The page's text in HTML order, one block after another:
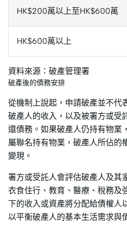
HK$200萬以上至HK$600萬
HK$600萬以上
資料來源：破產管理署
破產後的債務安排
從機制上說起，申請破產並不代
破產人的收入，以及被署方或受
還債務。如果破產人仍持有物業
屬聯名持有物業，破產人所佔的
變現。
署方或受託人會評估破產人及其
衣食住行、教育、醫療、稅務及
下的收入或資產將分配給債權人
以平衡破產人的基本生活需求與